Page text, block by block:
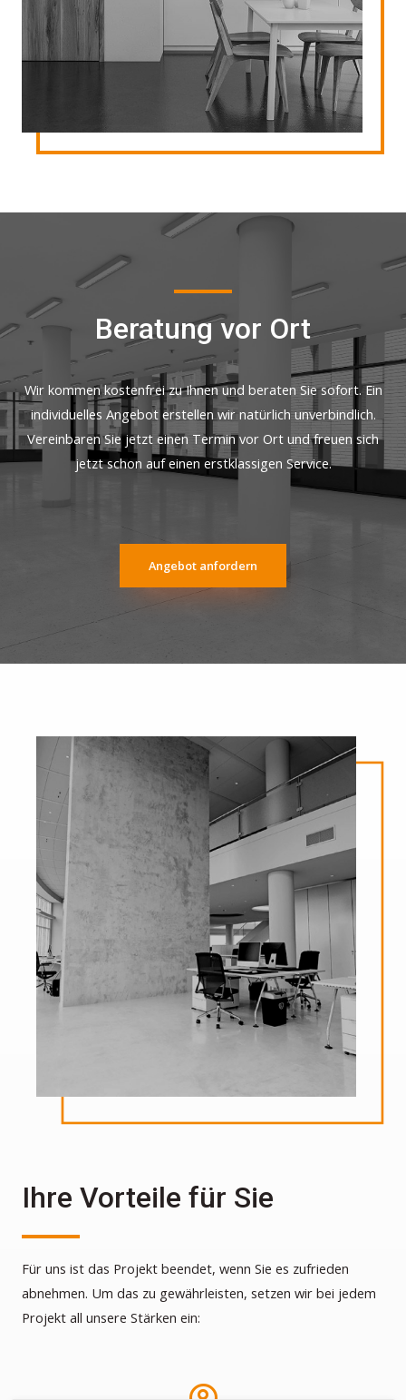
Beratung vor Ort
Wir kommen kostenfrei zu Ihnen und beraten Sie sofort. Ein
individuelles Angebot erstellen wir natürlich unverbindlich.
Vereinbaren Sie jetzt einen Termin vor Ort und freuen sich
jetzt schon auf einen erstklassigen Service.
Angebot anfordern
Ihre Vorteile für Sie
Für uns ist das Projekt beendet, wenn Sie es zufrieden
abnehmen. Um das zu gewährleisten, setzen wir bei jedem
Projekt all unsere Stärken ein: